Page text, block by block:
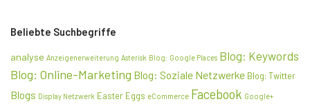
Beliebte Suchbegriffe
analyse Anzeigenerweiterung Asterisk Blog: Google Places Blog: Keywords
Blog: Online-Marketing Blog: Soziale Netzwerke Blog: Twitter
Blogs Display Netzwerk Easter Eggs eCommerce Facebook Google+